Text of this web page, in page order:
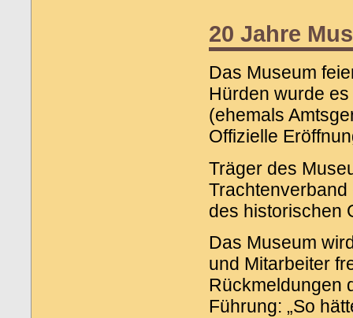
20 Jahre
Das Museum
Hürden wurde
(ehemals
Offizielle
Träger des
Trachtenverband
des historischen
Das Museum
und Mitarbeiter
Rückmeldungen
Führung: „So